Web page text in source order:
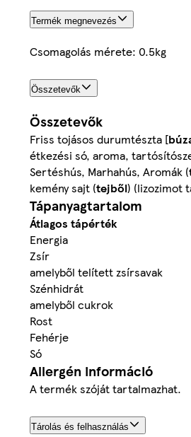
Termék megnevezés
Csomagolás mérete: 0.5kg
Összetevők
Összetevők
Friss tojásos durumtészta [
étkezési só, aroma,
Sertéshús, Marhahús, Aromák (
kemény sajt (tejből) (lizozimot
Tápanyagtartalom
Átlagos tápérték
Energia
Zsír
amelyből telített zsírsavak
Szénhidrát
amelyből cukrok
Rost
Fehérje
Só
Allergén információ
A termék szóját tartalmazhat.
Tárolás és felhasználás